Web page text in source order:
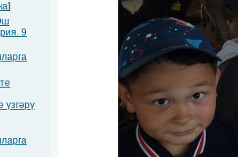
]
9
үзгәрү